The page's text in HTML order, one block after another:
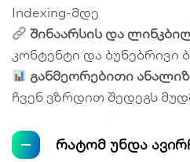
Indexing-მდე
შინაარსის და
კონტენტი და ბუნებრივი
განმეორებითი
ჩვენ ვზრდით შედეგს
რატომ უნდა